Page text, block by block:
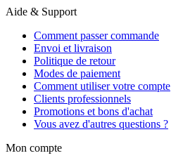
Aide & Support
Comment passer commande
Envoi et livraison
Politique de retour
Modes de paiement
Comment utiliser votre compte
Clients professionnels
Promotions et bons d'achat
Vous avez d'autres questions ?
Mon compte